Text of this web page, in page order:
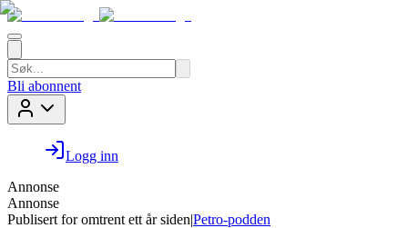
Bli abonnent
Logg inn
Annonse
Annonse
Publisert for omtrent ett år siden|Petro-podden